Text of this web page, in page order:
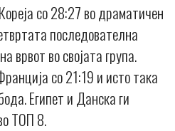
со 28:27 во драматичен
последователна
врвот во својата група.
со 21:19 и исто така
Eгипет и Данска ги
ТОП 8.